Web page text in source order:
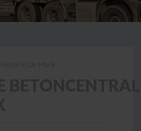
Historie De Mark